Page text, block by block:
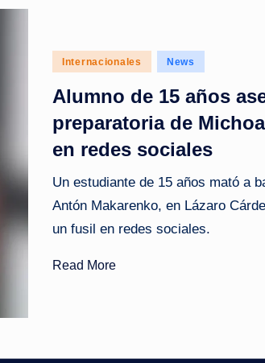
e
o
ti
c
a
s
Posted
Internacionales News
Alumno de 15 años
preparatoria de
en redes sociales
Un estudiante de 15 años mató a
Antón Makarenko, en Lázaro
un fusil en redes sociales.
Read More